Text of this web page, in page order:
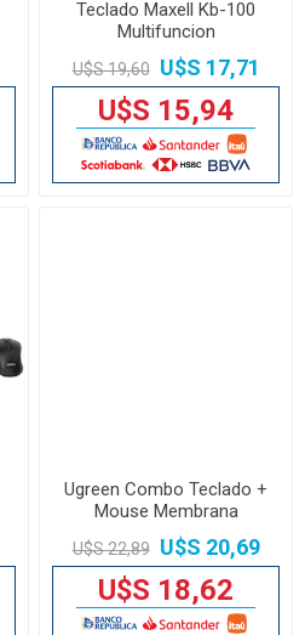
Teclado Maxell Kb-100
Multifuncion
U$S 19,60 U$S 17,71
U$S 15,94
Ugreen Combo Teclado +
Mouse Membrana
U$S 22,89 U$S 20,69
U$S 18,62